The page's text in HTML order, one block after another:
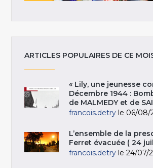
ARTICLES POPULAIRES DE CE
« Lily, une jeunesse
Décembre 1944 :
de MALMEDY et de
francois.detry le 06/08/
L’ensemble de la
Ferret évacuée ( 24
francois.detry le 24/07/